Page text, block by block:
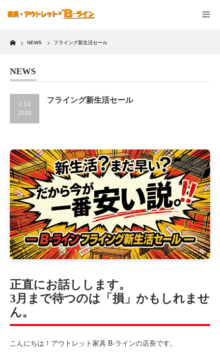
Home
NEWS フライング新生活セール
NEWS
2.13
2026
フライング新生活セール
正直にお話しします。
3月まで待つのは「損」かもしれませ
ん。
こんにちは！アウトレット家具 B-ラインの店長です。